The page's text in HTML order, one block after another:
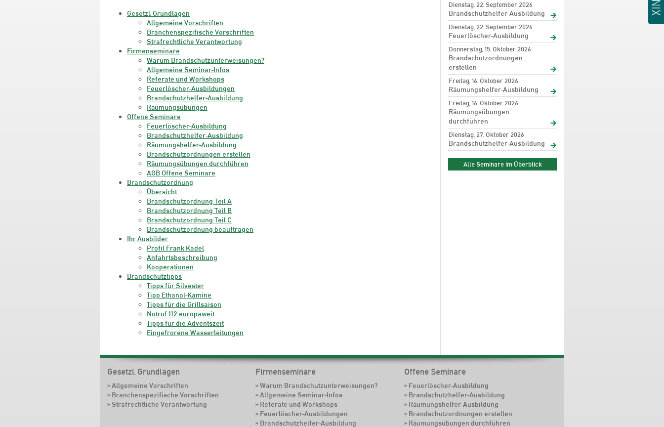
Gesetzl. Grundlagen
Allgemeine Vorschriften
Branchenspezifische Vorschriften
Strafrechtliche Verantwortung
Firmenseminare
Warum Brandschutzunterweisungen?
Allgemeine Seminar-Infos
Referate und Workshops
Feuerlöscher-Ausbildungen
Brandschutzhelfer-Ausbildung
Räumungsübungen
Offene Seminare
Feuerlöscher-Ausbildung
Brandschutzhelfer-Ausbildung
Räumungshelfer-Ausbildung
Brandschutzordnungen erstellen
Räumungsübungen durchführen
AGB Offene Seminare
Brandschutzordnung
Übersicht
Brandschutzordnung Teil A
Brandschutzordnung Teil B
Brandschutzordnung Teil C
Brandschutzordnung beauftragen
Ihr Ausbilder
Profil Frank Kadel
Anfahrtsbeschreibung
Kooperationen
Brandschutztipps
Tipps für Silvester
Tipp Ethanol-Kamine
Tipps für die Grillsaison
Notruf 112 europaweit
Tipps für die Adventszeit
Eingefrorene Wasserleitungen
Dienstag, 22. September 2026
Brandschutzhelfer-Ausbildung
Dienstag, 22. September 2026
Feuerlöscher-Ausbildung
Donnerstag, 15. Oktober 2026
Brandschutzordnungen
erstellen
Freitag, 16. Oktober 2026
Räumungshelfer-Ausbildung
Freitag, 16. Oktober 2026
Räumungsübungen
durchführen
Dienstag, 27. Oktober 2026
Brandschutzhelfer-Ausbildung
Alle Seminare im Überblick
Navigation
Gesetzl. Grundlagen
Allgemeine Vorschriften
Branchenspezifische Vorschriften
Strafrechtliche Verantwortung
Firmenseminare
Warum Brandschutzunterweisungen?
Allgemeine Seminar-Infos
Referate und Workshops
Feuerlöscher-Ausbildungen
Brandschutzhelfer-Ausbildung
Offene Seminare
Feuerlöscher-Ausbildung
Brandschutzhelfer-Ausbildung
Räumungshelfer-Ausbildung
Brandschutzordnungen erstellen
Räumungsübungen durchführen